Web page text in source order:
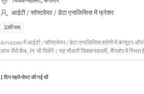
आईटी / सॉफ्टवेयर / डेटा एनालिसिस में फ्रेशर
10वीं पास
Amazon में आईटी / सॉफ्टवेयर / डेटा एनालिसिस श्रेणी में कंप्यूटर
लाभ जैसे कैब, PF भी मिलेंगे। यह नौकरी चिक्कनहल्ली, बैंगलोर में
1 दिन पहले पोस्ट की गई थी